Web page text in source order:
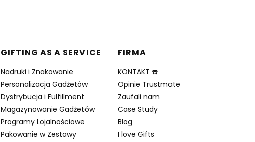
GIFTING AS A SERVICE
Nadruki i Znakowanie
Personalizacja Gadżetów
Dystrybucja i Fulfillment
Magazynowanie Gadżetów
Programy Lojalnościowe
Pakowanie w Zestawy
FIRMA
KONTAKT ☎️
Opinie Trustmate
Zaufali nam
Case Study
Blog
I love Gifts